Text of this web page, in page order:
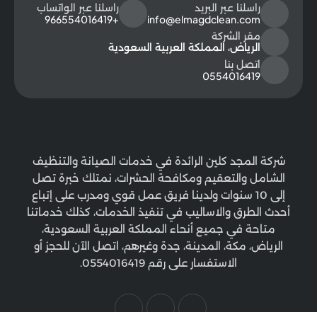
راسلنا عبر البريد
info@elmagdclean.com
راسلنا عبر الواتساب
+966554016419
مقر الشركة
الرياض، المملكة العربية السعودية
اتصل بنا
0554016419
شركة المجد كلين الرائدة في خدمات الصيانة والتنظيف
الشامل والتعقيم ومكافحة الحشرات، نمتلك خبرة تصل
إلى 10 سنوات ولدينا فريق عمل قوي ومدرب على إتباع
أحدث الطرق والاساليب في تنفيذ الخدمات، كذلك خدماتنا
متاحة في جميع أنحاء المملكة العربية السعودية،
الرياض، مكة، المدينة، جدة وغيرهم، اتصل الآن للحجز أو
الاستفسار على رقم 0554016419.